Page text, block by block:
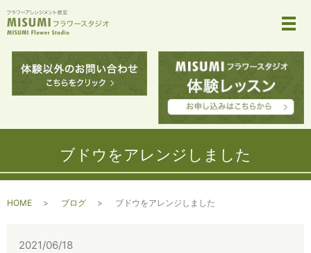
メ
ブドウをアレンジしました
HOME ブログ ブドウをアレンジしました
2021/06/18